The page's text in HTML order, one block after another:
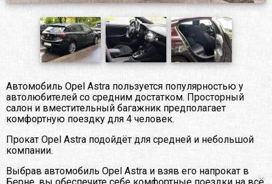
Автомобиль Opel Astra пользуется популярностью у
автолюбителей со средним достатком. Просторный
салон и вместительный багажник предполагает
комфортную поездку для 4 человек.
Прокат Opel Astra подойдёт для средней и небольшой
компании.
Выбрав автомобиль Opel Astra и взяв его напрокат в